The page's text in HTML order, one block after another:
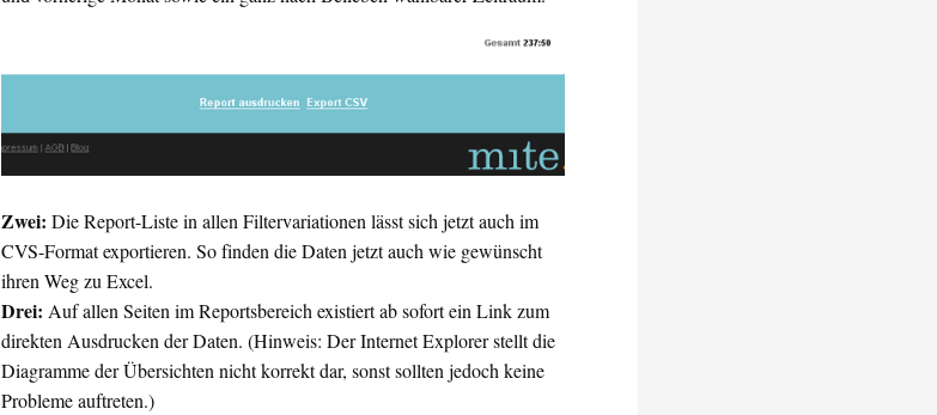
Zwei: Die Report-Liste in allen Filtervariationen lässt sich jetzt auch im
CVS-Format exportieren. So finden die Daten jetzt auch wie gewünscht
ihren Weg zu Excel.
Drei: Auf allen Seiten im Reportsbereich existiert ab sofort ein Link zum
direkten Ausdrucken der Daten. (Hinweis: Der Internet Explorer stellt die
Diagramme der Übersichten nicht korrekt dar, sonst sollten jedoch keine
Probleme auftreten.)